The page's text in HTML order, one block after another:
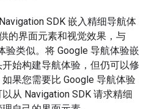
SDK 嵌入精细导航体
的界面元素和视觉效果，与
验类似。将 Google 导航体验嵌
始构建导航体验，但仍可以修
果您需要比 Google 导航体验
从 Navigation SDK 请求精细